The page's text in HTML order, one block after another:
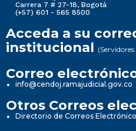
Carrera 7 # 27-18, Bogotá
(+57) 601 - 565 8500
Acceda a su
institucional
Correo
info@cendoj.ramajudicial.gov.co
Otros Correos
Directorio de Correos